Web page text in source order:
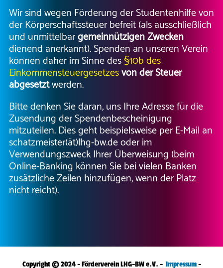
Wir sind wegen Förderung der Studentenhilfe von
der Körperschaftssteuer befreit (als ausschließlich
und unmittelbargemeinnützigen Zwecken
dienend anerkannt). Spenden an unseren Verein
können daher im Sinne des§10b des
Einkommensteuergesetzesvon der Steuer
abgesetztwerden.
Bitte denken Sie daran, uns Ihre Adresse für die
Zusendung der Spendenbescheinigung
mitzuteilen. Dies geht beispielsweise per E-Mail an
schatzmeister(ät)lhg-bw.de oder im
Verwendungszweck Ihrer Überweisung (beim
Online-Banking können Sie bei vielen Banken
zusätzliche Zeilen hinzufügen, wenn der Platz
nicht reicht).
Copyright © 2024 - Förderverein LHG-BW e.V. - Impressum-